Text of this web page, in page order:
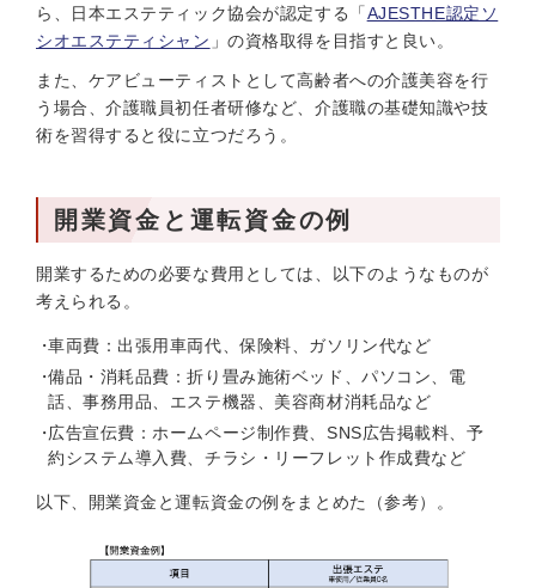
ら、日本エステティック協会が認定する「AJESTHE認定ソ
シオエステティシャン 」の資格取得を目指すと良い。
また、ケアビューティストとして高齢者への介護美容を行
う場合、介護職員初任者研修など、介護職の基礎知識や技
術を習得すると役に立つだろう。
開業資金と運転資金の例
開業するための必要な費用としては、以下のようなものが
考えられる。
車両費：出張用車両代、保険料、ガソリン代など
備品・消耗品費：折り畳み施術ベッド、パソコン、電
話、事務用品、エステ機器、美容商材消耗品など
広告宣伝費：ホームページ制作費、SNS広告掲載料、予
約システム導入費、チラシ・リーフレット作成費など
以下、開業資金と運転資金の例をまとめた（参考）。